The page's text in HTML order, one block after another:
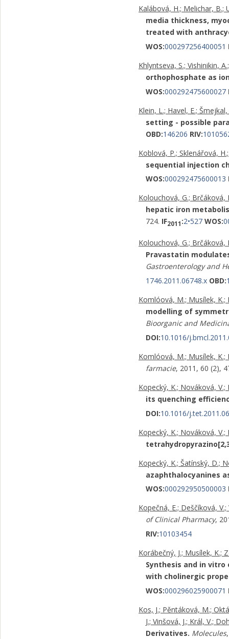
Kalábová, H.; Melichar, B.;
media thickness,
treated with
WOS:000297256400051
Khlyntseva, S.; Vishinikin,
orthophosphate as
WOS:000292475600027
Klein, L.; Havel, E.;
setting - possible
OBD:146206 RIV:
Koblová, P.; Sklenářová,
sequential injection
WOS:000292475600013
Kolouchová, G.; Brčáková,
hepatic iron
724. IF2011 :2•527 WOS:
Kolouchová, G.; Brčáková,
Pravastatin
Gastroenterology and
1746.2011.06748.x OBD:
Komlóová, M.; Musílek, K.;
modelling of
Bioorganic and
DOI:10.1016/
Komlóová, M.; Musílek, K.;
farmacie, 2011, 60 (2),
Kopecký, K.; Nováková,
its quenching
DOI:10.1016/
Kopecký, K.; Nováková,
Kopecký, K.; Šatínský, D.;
azaphthalocyanines
WOS:000292950500003
Kopečná, E.; Deščíková, V.;
of Clinical Pharmacy,
RIV:10103454
Korábečný, J.; Musílek, K.;
Synthesis and in
with cholinergic
WOS:000296025900071
Kos, J.; Pěntáková, M.;
J.; Vinšová, J.; Král, V.;
Derivatives. Molecules